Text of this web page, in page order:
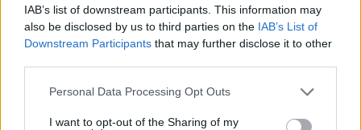
IAB’s list of downstream participants. This information may
also be disclosed by us to third parties on the IAB’s List of
Downstream Participants that may further disclose it to other
Please note that this website/app uses one or more Google
not limited to your visit or usage behaviour. You may click to
Personal Data Processing Opt Outs
I want to opt-out of the Sharing of my